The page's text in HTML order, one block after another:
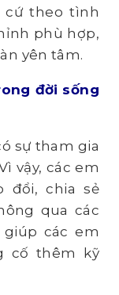
cứ theo tình
phù hợp,
yên tâm.
đời sống
sự tham gia
vậy, các em
đổi, chia sẻ
qua các
các em
cố thêm kỹ